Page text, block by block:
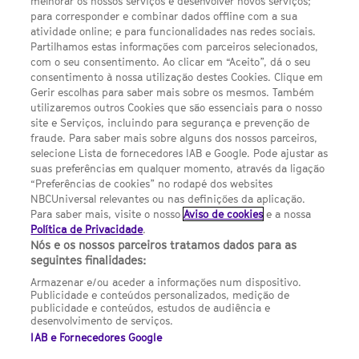
Escolhas de Anúncios
Política de privacidade
Termos E Condições
FILMES
UMA DIVISÃO DA NBCUNIVERSAL
Contact us by email: contact.SYFYPortugal@ncbuni.com
NBC Universal Global Networks España S.L.U. is wholly owned
by Universal Studios International BV
NBC Universal Global Networks, S.L.U. Paseo de la Castellana,
95. Planta 10 Edificio Torre Europa 28046 Madrid B-82227893
SYFY Portugal is subject to Spanish jurisdiction and regulated
para corresponder e combinar dados offline com a sua
atividade online; e para funcionalidades nas redes sociais.
Partilhamos estas informações com parceiros selecionados,
com o seu consentimento. Ao clicar em “Aceito”, dá o seu
consentimento à nossa utilização destes Cookies. Clique em
Gerir escolhas para saber mais sobre os mesmos. Também
utilizaremos outros Cookies que são essenciais para o nosso
site e Serviços, incluindo para segurança e prevenção de
fraude. Para saber mais sobre alguns dos nossos parceiros,
selecione Lista de fornecedores IAB e Google. Pode ajustar as
suas preferências em qualquer momento, através da ligação
“Preferências de cookies” no rodapé dos websites
NBCUniversal relevantes ou nas definições da aplicação.
Para saber mais, visite o nossoAviso de cookies e a nossa
Política de Privacidade.
Nós e os nossos parceiros tratamos dados para as
seguintes finalidades:
Armazenar e/ou aceder a informações num dispositivo.
Publicidade e conteúdos personalizados, medição de
publicidade e conteúdos, estudos de audiência e
desenvolvimento de serviços.
IAB e Fornecedores Google